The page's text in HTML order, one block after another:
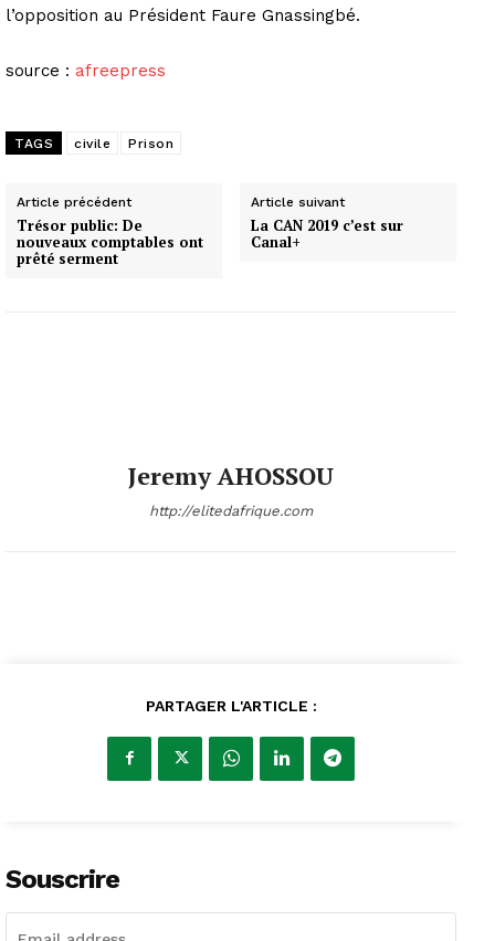
l’opposition au Président Faure Gnassingbé.
source : afreepress
TAGS civile Prison
Article précédent
Trésor public: De
nouveaux comptables ont
prêté serment
Article suivant
La CAN 2019 c’est sur
Canal+
Jeremy AHOSSOU
http://elitedafrique.com
PARTAGER L'ARTICLE :
Souscrire